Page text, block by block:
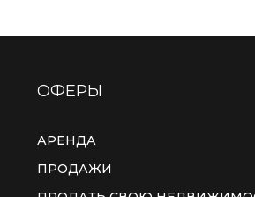
ОФЕРЫ
АРЕНДА
ПРОДАЖИ